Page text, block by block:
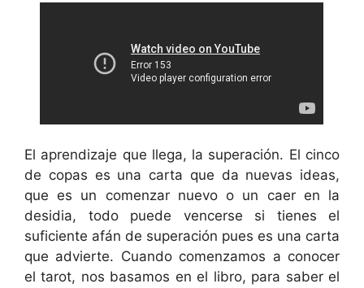
El aprendizaje que llega, la superación. El cinco
de copas es una carta que da nuevas ideas,
que es un comenzar nuevo o un caer en la
desidia, todo puede vencerse si tienes el
suficiente afán de superación pues es una carta
que advierte. Cuando comenzamos a conocer
el tarot, nos basamos en el libro, para saber el